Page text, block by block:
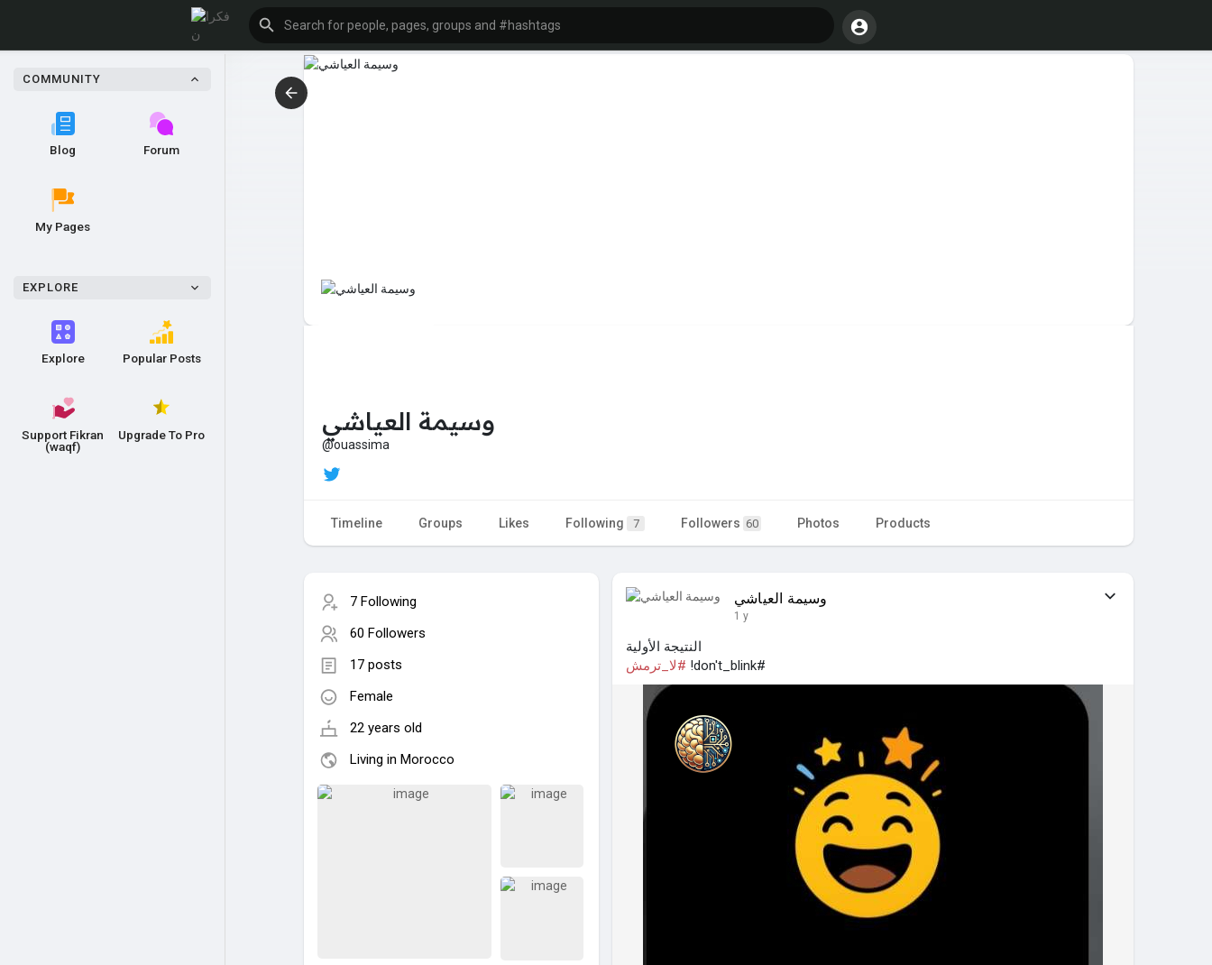
COMMUNITY
Blog Forum
My Pages
EXPLORE
Explore Popular Posts
Support Fikran
(waqf)
Upgrade To Pro وسيمة العياشي
@ouassima
Timeline Groups Likes Following 7 Followers 60 Photos Products
7 Following
60 Followers
17 posts
Female
22 years old
Living in Morocco
وسيمة العياشي
1 y
النتيجة الأولية
#don't_blink!
#لا_ترمش